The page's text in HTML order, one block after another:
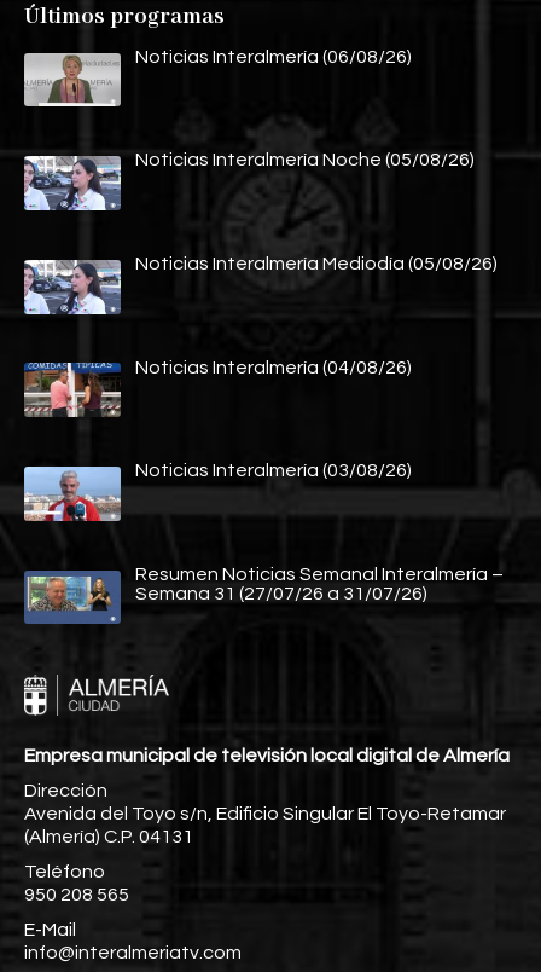
Últimos programas
Noticias Interalmería (06/08/26)
Noticias Interalmería Noche (05/08/26)
Noticias Interalmería Mediodía (05/08/26)
Noticias Interalmería (04/08/26)
Noticias Interalmería (03/08/26)
Resumen Noticias Semanal Interalmería –
Semana 31 (27/07/26 a 31/07/26)
Empresa municipal de televisión local digital de Almería
Dirección
Avenida del Toyo s/n, Edificio Singular El Toyo-Retamar
(Almería) C.P. 04131
Teléfono
950 208 565
E-Mail
info@interalmeriatv.com